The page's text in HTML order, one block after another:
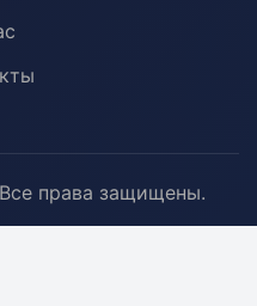
права защищены.